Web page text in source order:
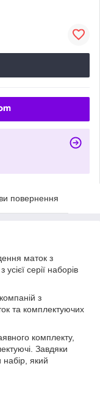
повернення
маток з
серії наборів
з
та комплектуючих
комплекту,
Завдяки
який